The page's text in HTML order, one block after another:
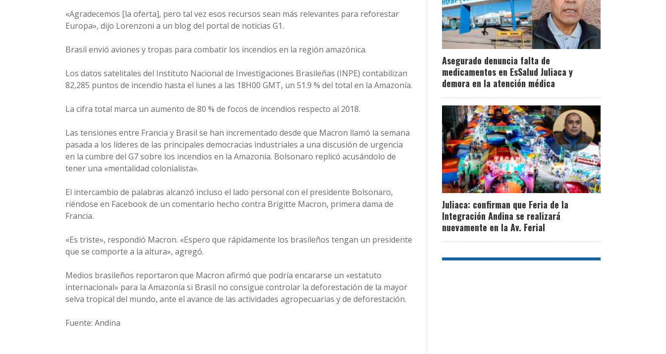
«Agradecemos [la oferta], pero tal vez esos recursos sean más relevantes para reforestar
Europa», dijo Lorenzoni a un blog del portal de noticias G1.
Brasil envió aviones y tropas para combatir los incendios en la región amazónica.
Los datos satelitales del Instituto Nacional de Investigaciones Brasileñas (INPE) contabilizan
82,285 puntos de incendio hasta el lunes a las 18H00 GMT, un 51.9 % del total en la Amazonía.
La cifra total marca un aumento de 80 % de focos de incendios respecto al 2018.
Las tensiones entre Francia y Brasil se han incrementado desde que Macron llamó la semana
pasada a los líderes de las principales democracias industriales a una discusión de urgencia
en la cumbre del G7 sobre los incendios en la Amazonía. Bolsonaro replicó acusándolo de
tener una «mentalidad colonialista».
El intercambio de palabras alcanzó incluso el lado personal con el presidente Bolsonaro,
riéndose en Facebook de un comentario hecho contra Brigitte Macron, primera dama de
Francia.
«Es triste», respondió Macron. «Espero que rápidamente los brasileños tengan un presidente
que se comporte a la altura», agregó.
Medios brasileños reportaron que Macron afirmó que podría encararse un «estatuto
internacional» para la Amazonía si Brasil no consigue controlar la deforestación de la mayor
selva tropical del mundo, ante el avance de las actividades agropecuarias y de deforestación.
Fuente: Andina
Asegurado denuncia falta de
medicamentos en EsSalud Juliaca y
demora en la atención médica
Juliaca: confirman que Feria de la
Integración Andina se realizará
nuevamente en la Av. Ferial